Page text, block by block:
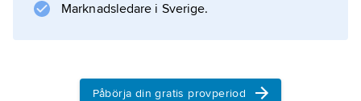
Marknadsledare i Sverige.
Påbörja din gratis provperiod